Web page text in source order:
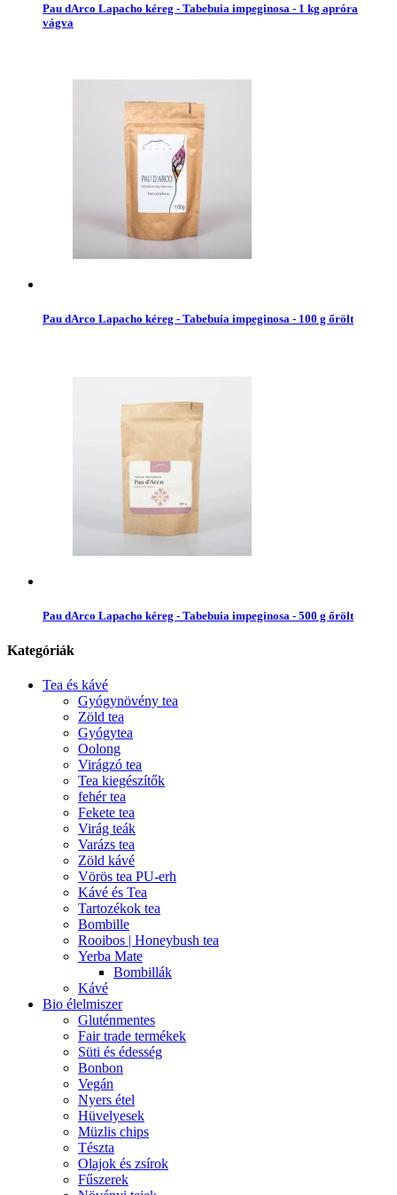
Pau dArco Lapacho kéreg - Tabebuia impeginosa - 1 kg apróra
vágva
Pau dArco Lapacho kéreg - Tabebuia impeginosa - 100 g őrölt
Pau dArco Lapacho kéreg - Tabebuia impeginosa - 500 g őrölt
Kategóriák
Tea és kávé
Gyógynövény tea
Zöld tea
Gyógytea
Oolong
Virágzó tea
Tea kiegészítők
fehér tea
Fekete tea
Virág teák
Varázs tea
Zöld kávé
Vörös tea PU-erh
Kávé és Tea
Tartozékok tea
Bombille
Rooibos | Honeybush tea
Yerba Mate
Bombillák
Kávé
Bio élelmiszer
Gluténmentes
Fair trade termékek
Süti és édesség
Bonbon
Vegán
Nyers étel
Hüvelyesek
Müzlis chips
Tészta
Olajok és zsírok
Fűszerek